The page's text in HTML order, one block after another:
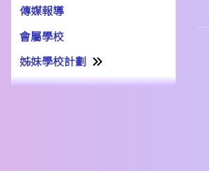
傳媒報導
會屬學校
姊妹學校計劃
姊妹學校交流計劃書22-23